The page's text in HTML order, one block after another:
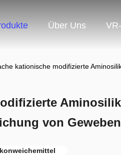
Über Uns
kationische modifizierte
von Geweben